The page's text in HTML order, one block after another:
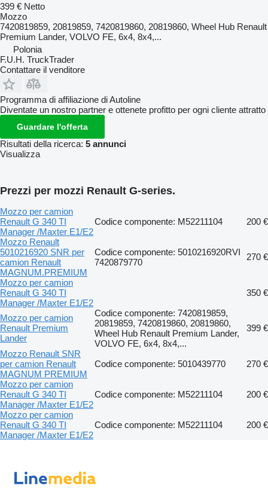
399 € Netto
Mozzo
7420819859, 20819859, 7420819860, 20819860, Wheel Hub Renault
Premium Lander, VOLVO FE, 6x4, 8x4,...
Polonia
F.U.H. TruckTrader
Contattare il venditore
Programma di affiliazione di Autoline
Diventate un nostro partner e ottenete profitto per ogni cliente attratto
Guardare l'offerta
Risultati della ricerca: 5 annunci
Visualizza
Prezzi per mozzi Renault G-series.
Mozzo per camion
Renault G 340 TI
Manager /Maxter E1/E2
Codice componente: M52211104
200 €
Mozzo Renault
5010216920 SNR per
camion Renault
MAGNUM.PREMIUM
Codice componente: 5010216920RVI
7420879770
270 €
Mozzo per camion
Renault G 340 TI
Manager /Maxter E1/E2
350 €
Mozzo per camion
Renault Premium
Lander
Codice componente: 7420819859,
20819859, 7420819860, 20819860,
Wheel Hub Renault Premium Lander,
VOLVO FE, 6x4, 8x4,...
399 €
Mozzo Renault SNR
per camion Renault
MAGNUM PREMIUM
Codice componente: 5010439770
270 €
Mozzo per camion
Renault G 340 TI
Manager /Maxter E1/E2
Codice componente: M52211104
200 €
Mozzo per camion
Renault G 340 TI
Manager /Maxter E1/E2
Codice componente: M52211104 200 €